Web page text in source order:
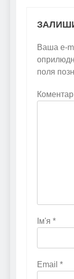
Ваша e-
поля
Коментар
Ім'я *
Email *